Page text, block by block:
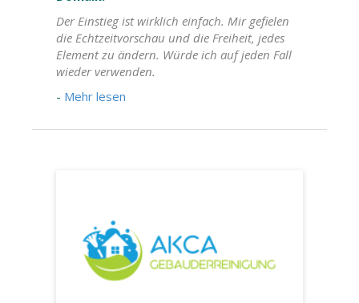
Der Einstieg ist wirklich einfach. Mir gefielen
die Echtzeitvorschau und die Freiheit, jedes
Element zu ändern. Würde ich auf jeden Fall
wieder verwenden.
- Mehr lesen